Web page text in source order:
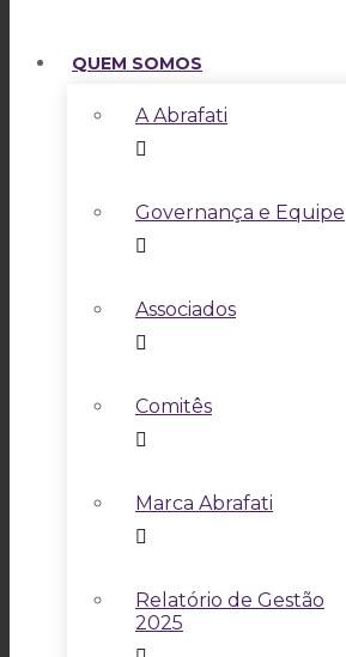
QUEM SOMOS
A Abrafati
Governança e Equipe
Associados
Comitês
Marca Abrafati
Relatório de Gestão
2025